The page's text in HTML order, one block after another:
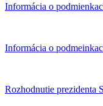
Informácia o
Informácia o
Rozhodnutie prezidenta